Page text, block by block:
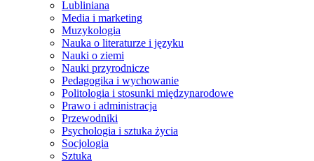
Lubliniana
Media i marketing
Muzykologia
Nauka o literaturze i języku
Nauki o ziemi
Nauki przyrodnicze
Pedagogika i wychowanie
Politologia i stosunki międzynarodowe
Prawo i administracja
Przewodniki
Psychologia i sztuka życia
Socjologia
Sztuka